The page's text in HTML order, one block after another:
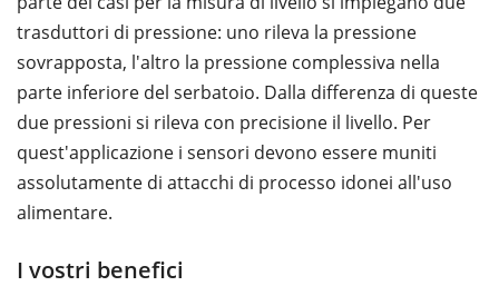
trasduttori di pressione: uno rileva la pressione
sovrapposta, l'altro la pressione complessiva nella
parte inferiore del serbatoio. Dalla differenza di queste
due pressioni si rileva con precisione il livello. Per
quest'applicazione i sensori devono essere muniti
assolutamente di attacchi di processo idonei all'uso
alimentare.
I vostri benefici